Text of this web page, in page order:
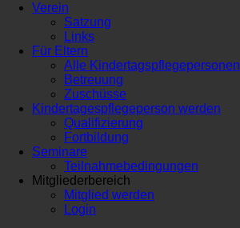
Verein
Satzung
Links
Für Eltern
Alle Kindertagspflegepersonen
Betreuung
Zuschüsse
Kindertagespflegeperson werden
Qualifizierung
Fortbildung
Seminare
Teilnahmebedingungen
Mitgliederbereich
Mitglied werden
Login